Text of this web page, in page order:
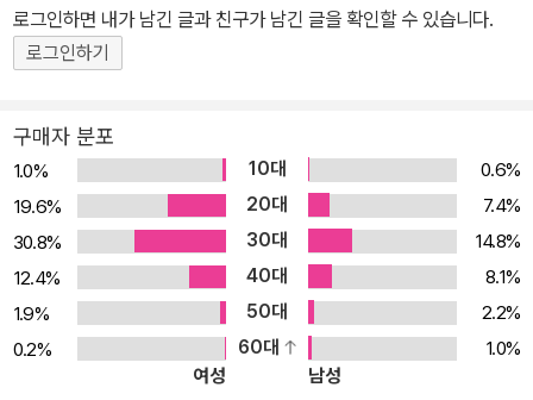
않은 미국, 독립파와 연방파 두 갈래로 갈려서 내전을 벌이는 미국의
모습에 그는 혼란스러워하지만, 곧 이 모든 것이 브릴이란 자의 머릿
그를 죽여야 한다는 지령을 받는다. 이야기 속 인물이 이야기의 창조
자를 죽인다는 설정은 상당히 독특하다. 이야기 속 인물이 이야기 밖
인물과 연결되어 이야기를 이루는 것이다. 또한 이야기가 진행될수록
브릭의 이야기와 브릴의 현실이 조응한다는 것을 독자는 눈치 채게
되는데, 특히 브릭의 첫사랑으로 등장하는 버지니아 블레인이 사실은
브릴의 첫사랑이었다는 사실은 이야기와 실제의 상황이 연결 고리를
가지고 있다는 것을 암시한다. 아내를 사랑하면서도 첫사랑에게 끌리
는 이야기 속 주인공은 어려서 사랑에 빠져 결혼한 아내 소니아를 두
로그인하면 내가 남긴 글과 친구가 남긴 글을 확인할 수 있습니다.
로그인하기
구매자 분포
1.0% 10대
0.6%
19.6%
20대
7.4%
30.8%
30대
14.8%
12.4%
40대
8.1%
1.9%
50대
2.2%
0.2%
60대
1.0%
여성
남성